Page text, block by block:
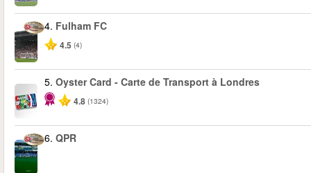
4. Fulham FC
4.5 (4)
5. Oyster Card - Carte de Transport à Londres
4.8 (1324)
6. QPR